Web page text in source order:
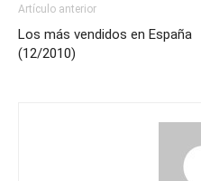
Artículo anterior
Los más vendidos en España
(12/2010)